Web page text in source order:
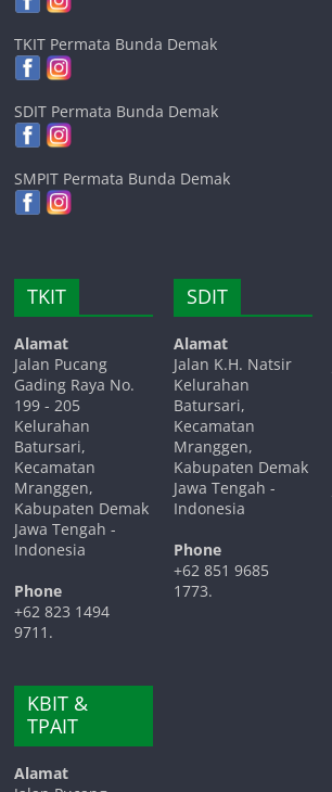
TKIT Permata Bunda Demak
SDIT Permata Bunda Demak
SMPIT Permata Bunda Demak
TKIT
Alamat
Jalan Pucang
Gading Raya No.
199 - 205
Kelurahan
Batursari,
Kecamatan
Mranggen,
Kabupaten Demak
Jawa Tengah -
Indonesia
Phone
+62 823 1494
9711.
KBIT &
TPAIT
Alamat
SDIT
Alamat
Jalan K.H. Natsir
Kelurahan
Batursari,
Kecamatan
Mranggen,
Kabupaten Demak
Jawa Tengah -
Indonesia
Phone
+62 851 9685
1773.